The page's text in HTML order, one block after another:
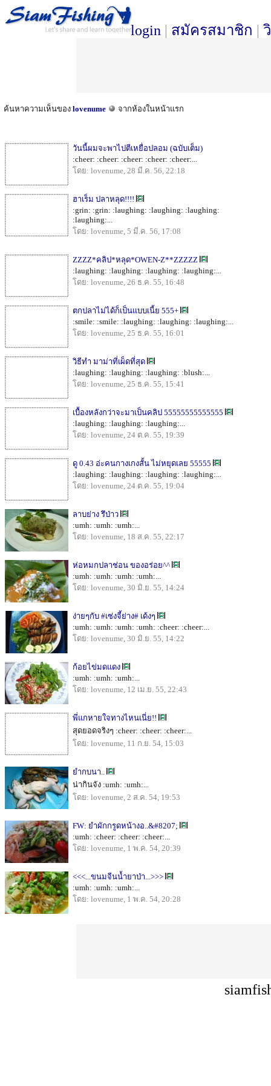
login | สมัครสมาชิก |
ค้นหาความเห็นของ lovenume จากห้องในหน้าแรก
วันนี้ผมจะพาไปตีเหยื่อปลอม (ฉบับเต็ม)
:cheer: :cheer: :cheer: :cheer: :cheer:...
โดย: lovenume, 28 มี.ค. 56, 22:18
ฮาเร็ม ปลาหลุด!!!!
:grin: :grin: :laughing: :laughing: :laughing:
:laughing:...
โดย: lovenume, 5 มี.ค. 56, 17:08
ZZZZ*คลิป*หลุด*OWEN-Z**ZZZZZ
:laughing: :laughing: :laughing: :laughing:...
โดย: lovenume, 26 ธ.ค. 55, 16:48
ตกปลาไม่ได้ก็เป็นแบบเนี้ย 555+
:smile: :smile: :laughing: :laughing: :laughing:...
โดย: lovenume, 25 ธ.ค. 55, 16:01
วิธีทำ มาม่าที่เผ็ดที่สุด
:laughing: :laughing: :laughing: :blush:...
โดย: lovenume, 25 ธ.ค. 55, 15:41
เบื้องหลังกว่าจะมาเป็นคลิป 55555555555555
:laughing: :laughing: :laughing:...
โดย: lovenume, 24 ต.ค. 55, 19:39
ดู 0.43 อ่ะคนกางเกงสั้น ไม่หยุดเลย 55555
:laughing: :laughing: :laughing: :laughing:...
โดย: lovenume, 24 ต.ค. 55, 19:04
ลาบย่าง รึป่าว
:umh: :umh: :umh:...
โดย: lovenume, 18 ส.ค. 55, 22:17
ห่อหมกปลาช่อน ของอร่อย^^
:umh: :umh: :umh: :umh:...
โดย: lovenume, 30 มิ.ย. 55, 14:24
ง่ายๆกับ #เซ่งจี้ย่าง# เด้งๆ
:umh: :umh: :umh: :umh: :cheer: :cheer:...
โดย: lovenume, 30 มิ.ย. 55, 14:22
ก้อยไข่มดแดง
:umh: :umh: :umh:...
โดย: lovenume, 12 เม.ย. 55, 22:43
พี่แกหายใจทางไหนเนี่ย!!
สุดยอดจริงๆ :cheer: :cheer: :cheer:...
โดย: lovenume, 11 ก.ย. 54, 15:03
ยำกบนา..
น่ากินจัง :umh: :umh:...
โดย: lovenume, 2 ส.ค. 54, 19:53
FW: ยำผักกรูดหน้างอ..&#8207;
:umh: :cheer: :cheer: :cheer:...
โดย: lovenume, 1 พ.ค. 54, 20:39
<<<...ขนมจีนน้ำยาป่า...>>>
:umh: :umh: :umh:...
โดย: lovenume, 1 พ.ค. 54, 20:28